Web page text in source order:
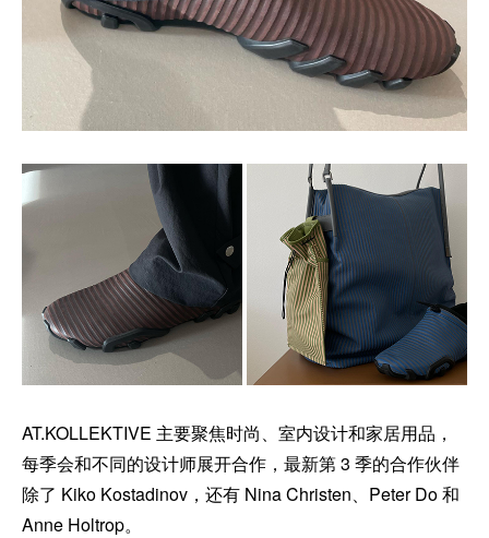
AT.KOLLEKTIVE 主要聚焦时尚、室内设计和家居用品，
每季会和不同的设计师展开合作，最新第 3 季的合作伙伴
除了 Kiko Kostadinov，还有 Nina Christen、Peter Do 和
Anne Holtrop。